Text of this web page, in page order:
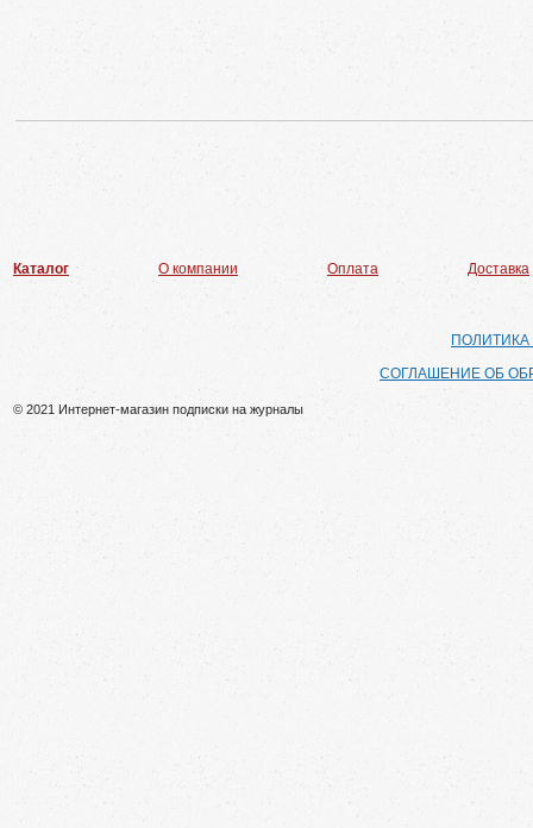
Каталог О компании Оплата Доставка
СОГЛАШЕНИЕ ОБ
© 2021 Интернет-магазин подписки на журналы